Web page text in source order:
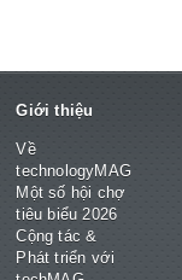
Giới thiệu
Về
technologyMAG
Một số hội chợ
tiêu biểu 2026
Cộng tác &
Phát triển với